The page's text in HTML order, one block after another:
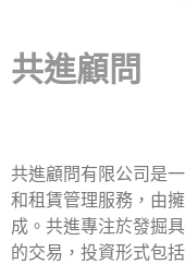
共進顧問
共進顧問有限公司是
和租賃管理服務，由
成。共進專注於發掘
的交易，投資形式包